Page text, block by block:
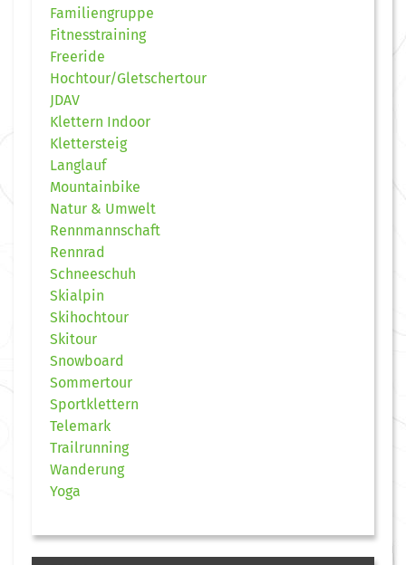
Familiengruppe
Fitnesstraining
Freeride
Hochtour/Gletschertour
JDAV
Klettern Indoor
Klettersteig
Langlauf
Mountainbike
Natur & Umwelt
Rennmannschaft
Rennrad
Schneeschuh
Skialpin
Skihochtour
Skitour
Snowboard
Sommertour
Sportklettern
Telemark
Trailrunning
Wanderung
Yoga